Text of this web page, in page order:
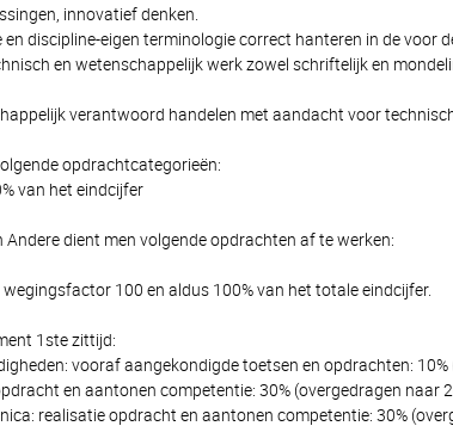
innovatief denken.
en discipline-eigen terminologie correct hanteren in de voor
en wetenschappelijk werk zowel schriftelijk en
verantwoord handelen met aandacht voor
opdrachtcategorieën:
van het eindcijfer
Andere dient men volgende opdrachten af te werken:
wegingsfactor 100 en aldus 100% van het totale eindcijfer.
1ste zittijd:
vooraf aangekondigde toetsen en opdrachten:
en aantonen competentie: 30% (overgedragen naar
realisatie opdracht en aantonen competentie: 30%